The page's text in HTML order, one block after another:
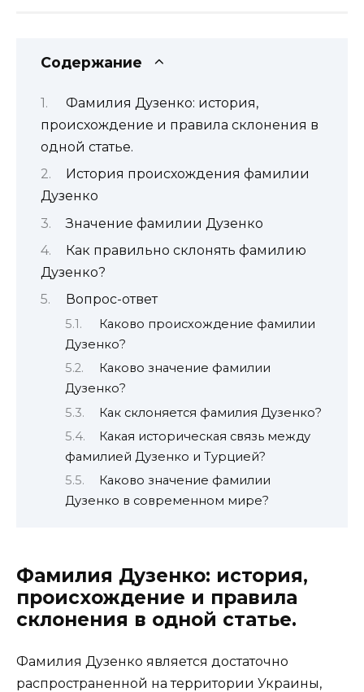
Содержание
Фамилия Дузенко: история,
происхождение и правила склонения в
одной статье.
История происхождения фамилии
Дузенко
Значение фамилии Дузенко
Как правильно склонять фамилию
Дузенко?
Вопрос-ответ
Каково происхождение фамилии
Дузенко?
Каково значение фамилии
Дузенко?
Как склоняется фамилия Дузенко?
Какая историческая связь между
фамилией Дузенко и Турцией?
Каково значение фамилии
Дузенко в современном мире?
Фамилия Дузенко: история,
происхождение и правила
склонения в одной статье.
Фамилия Дузенко является достаточно
распространенной на территории Украины,